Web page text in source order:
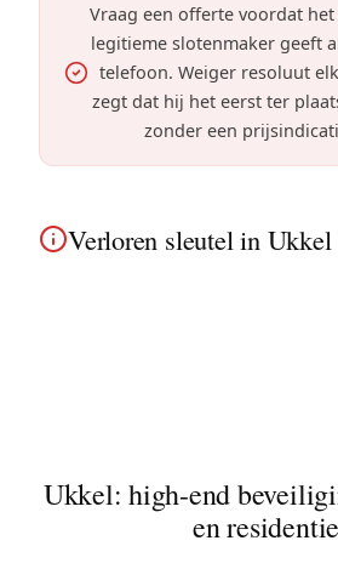
Vraag een offerte voordat
legitieme slotenmaker geeft
telefoon. Weiger resoluut
zegt dat hij het eerst ter
zonder een
Verloren sleutel in Ukkel
Ukkel: high-end
en